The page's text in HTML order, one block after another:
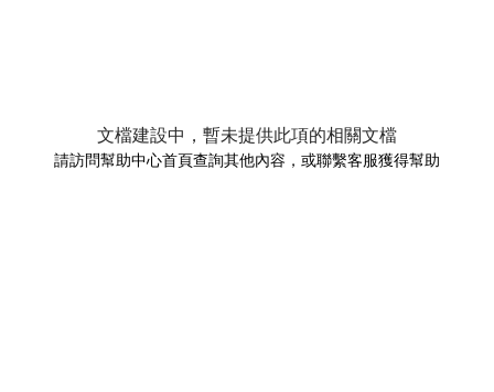
文檔建設中，暫未提供此項的相關文檔
請訪問幫助中心首頁查詢其他內容，或聯繫客服獲得幫助